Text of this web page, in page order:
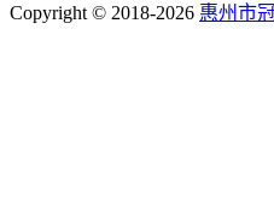
Copyright © 2018-2026 惠州市